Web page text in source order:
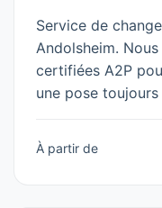
Service de
Andolsheim.
certifiées A2P
une pose
À partir de